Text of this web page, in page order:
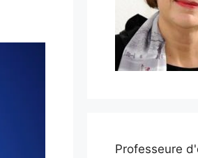
Professeure